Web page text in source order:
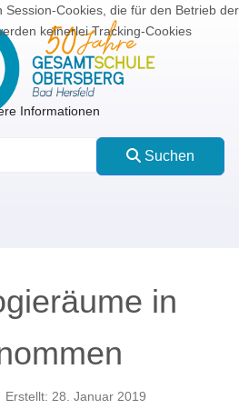
Suchen
in
Erstellt: 28. Januar 2019
Cookies, die für den Betrieb der
keinerlei Tracking-Cookies
Informationen